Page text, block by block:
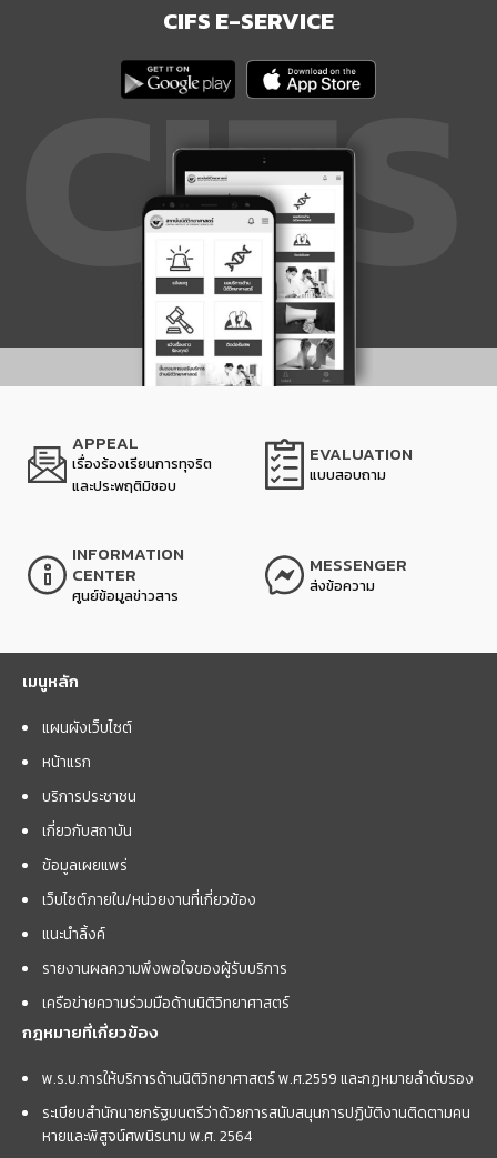
CIFS E-SERVICE
APPEAL
เรื่องร้องเรียนการทุจริต
และประพฤติมิชอบ
EVALUATION
แบบสอบถาม
INFORMATION
CENTER
ศูนย์ข้อมูลข่าวสาร
MESSENGER
ส่งข้อความ
เมนูหลัก
แผนผังเว็บไซต์
หน้าแรก
บริการประชาชน
เกี่ยวกับสถาบัน
ข้อมูลเผยแพร่
เว็บไซต์ภายใน/หน่วยงานที่เกี่ยวข้อง
แนะนำลิ้งค์
รายงานผลความพึงพอใจของผู้รับบริการ
เครือข่ายความร่วมมือด้านนิติวิทยาศาสตร์
กฎหมายที่เกี่ยวข้อง
พ.ร.บ.การให้บริการด้านนิติวิทยาศาสตร์ พ.ศ.2559 และกฏหมายลำดับรอง
ระเบียบสำนักนายกรัฐมนตรีว่าด้วยการสนับสนุนการปฏิบัติงานติดตามคน
หายและพิสูจน์ศพนิรนาม พ.ศ. 2564